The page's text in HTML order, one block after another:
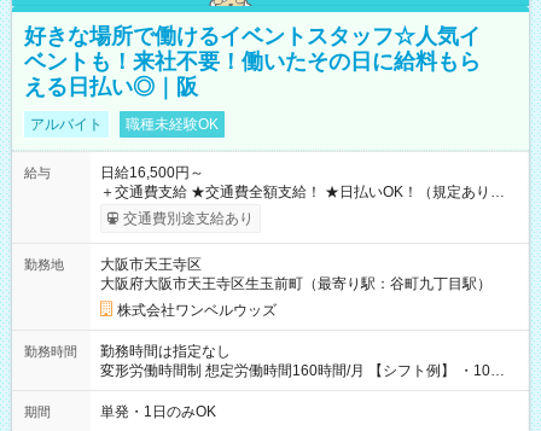
好きな場所で働けるイベントスタッフ☆人気イ
ベントも！来社不要！働いたその日に給料もら
える日払い◎｜阪
アルバイト 職種未経験OK
給与
日給16,500円～
＋交通費支給 ★交通費全額支給！ ★日払いOK！（規定あり） ┗
働いたその日に現金GET♪ お仕事後はコンビニATMから 日払
交通費別途支給あり
勤務地
大阪市天王寺区
大阪府大阪市天王寺区生玉前町（最寄り駅：谷町九丁目駅）
株式会社ワンベルウッズ
勤務時間
勤務時間は指定なし
変形労働時間制 想定労働時間160時間/月 【シフト例】 ・10：
00～20：00
期間 単発・1日のみOK